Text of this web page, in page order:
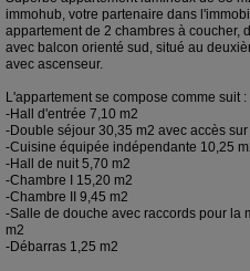
immohub, votre partenaire dans
appartement de 2 chambres à coucher,
avec balcon orienté sud, situé au
avec ascenseur.
L'appartement se compose comme suit :
-Hall d'entrée 7,10 m2
-Double séjour 30,35 m2 avec accès
-Cuisine équipée indépendante 10,25
-Hall de nuit 5,70 m2
-Chambre I 15,20 m2
-Chambre II 9,45 m2
-Salle de douche avec raccords pour la
m2
-Débarras 1,25 m2